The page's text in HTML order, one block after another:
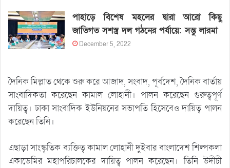
পাহাড়ে বিশেষ মহলের দ্বারা আরো কিছু
জাতিগত সশস্ত্র দল গঠনের পর্যায়ে: সন্তু লারমা
December 5, 2022
দৈনিক মিল্লাত থেকে শুরু করে আজাদ, সংবাদ, পূর্বদেশ, দৈনিক বার্তায়
সাংবাদিকতা করেছেন কামাল লোহানী। পালন করেছেন গুরুত্বপূর্ণ
দায়িত্ব। ঢাকা সাংবাদিক ইউনিয়নের সভাপতি হিসেবেও দায়িত্ব পালন
করেছেন তিনি।
এছাড়া সাংস্কৃতিক ব্যক্তিত্ব কামাল লোহানী দুইবার বাংলাদেশ শিল্পকলা
একাডেমির মহাপরিচালকের দায়িত্ব পালন করেছেন। তিনি উদীচী